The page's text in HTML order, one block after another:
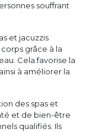
souffrant
et jacuzzis
grâce à la
Cela favorise la
à améliorer la
des spas et
et de bien-être
qualifiés. Ils